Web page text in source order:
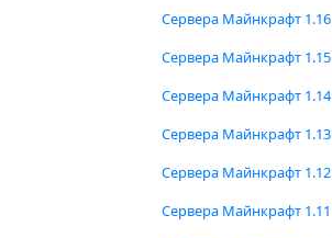
Сервера Майнкрафт 1.16
Сервера Майнкрафт 1.15
Сервера Майнкрафт 1.14
Сервера Майнкрафт 1.13
Сервера Майнкрафт 1.12
Сервера Майнкрафт 1.11